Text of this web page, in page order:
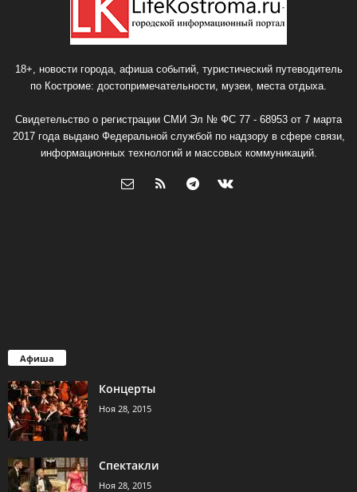
18+, новости города, афиша событий, туристический путеводитель
по Костроме: достопримечательности, музеи, места отдыха.
Свидетельство о регистрации СМИ Эл № ФС 77 - 68953 от 7 марта
2017 года выдано Федеральной службой по надзору в сфере связи,
информационных технологий и массовых коммуникаций.
Афиша
Концерты
Ноя 28, 2015
Спектакли
Ноя 28, 2015